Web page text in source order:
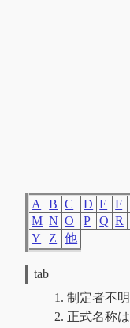
A B C D E F
M N O P Q R
Y
Z 他
tab
制定者不明
正式名称